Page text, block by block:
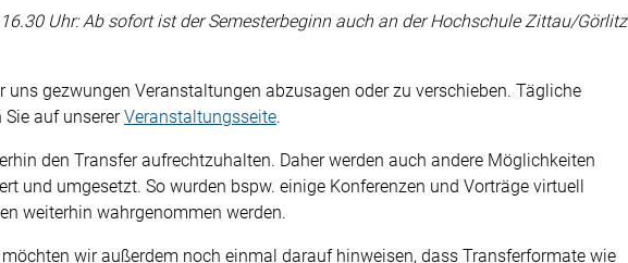
Uhr: Ab sofort ist der Semesterbeginn auch an der Hochschule Zittau/Görlitz
uns gezwungen Veranstaltungen abzusagen oder zu verschieben. Tägliche
auf unsererVeranstaltungsseite.
den Transfer aufrechtzuhalten. Daher werden auch andere Möglichkeiten
und umgesetzt. So wurden bspw. einige Konferenzen und Vorträge virtuell
weiterhin wahrgenommen werden.
wir außerdem noch einmal darauf hinweisen, dass Transferformate wie